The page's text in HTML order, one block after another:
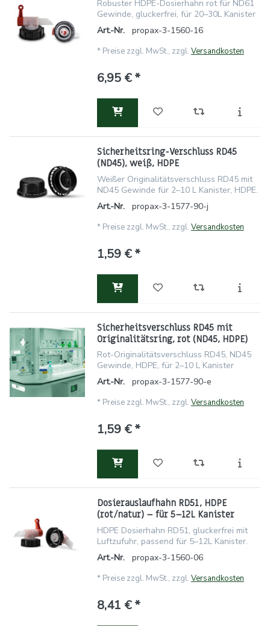
Robuster HDPE-Dosierhahn rot für ND61
Gewinde, gluckerfrei, für 20–30L Kanister
Art.-Nr.
propax-3-1560-16
* Preise zzgl. MwSt., zzgl. Versandkosten
6,95 € *
Sicherheitsring-Verschluss RD45
(ND45), weiß, HDPE
Weißer Originalitätsverschluss RD45 mit
ND45 Gewinde für 2–10 L Kanister, HDPE.
Art.-Nr.
propax-3-1577-90-j
* Preise zzgl. MwSt., zzgl. Versandkosten
1,59 € *
Sicherheitsverschluss RD45 mit
Originalitätsring, rot (ND45, HDPE)
Rot-Originalitätsverschluss RD45, ND45
Gewinde, HDPE, für 2–10 L Kanister
Art.-Nr.
propax-3-1577-90-e
* Preise zzgl. MwSt., zzgl. Versandkosten
1,59 € *
Dosierauslaufhahn RD51, HDPE
(rot/natur) – für 5–12L Kanister
HDPE Dosierhahn RD51, gluckerfrei mit
Luftzufuhr, passend für 5–12L Kanister.
Art.-Nr.
propax-3-1560-06
* Preise zzgl. MwSt., zzgl. Versandkosten
8,41 € *